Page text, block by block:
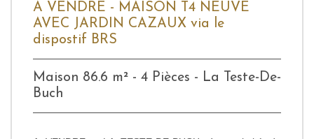
A VENDRE - MAISON T4 NEUVE
AVEC JARDIN CAZAUX via le
dispostif BRS
Maison 86.6 m² - 4 Pièces - La Teste-De-
Buch